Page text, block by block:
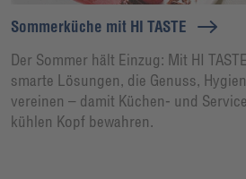
Sommerküche mit HI TASTE
Der Sommer hält Einzug: Mit HI
smarte Lösungen, die Genuss,
vereinen – damit Küchen- und
kühlen Kopf bewahren.